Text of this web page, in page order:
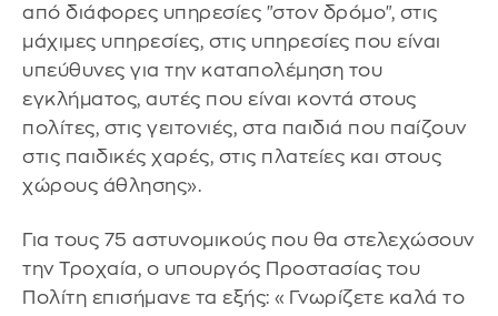
από διάφορες υπηρεσίες "στον δρόμο", στις
μάχιμες υπηρεσίες, στις υπηρεσίες που είναι
υπεύθυνες για την καταπολέμηση του
εγκλήματος, αυτές που είναι κοντά στους
πολίτες, στις γειτονιές, στα παιδιά που παίζουν
στις παιδικές χαρές, στις πλατείες και στους
χώρους άθλησης».
Για τους 75 αστυνομικούς που θα στελεχώσουν
την Τροχαία, ο υπουργός Προστασίας του
Πολίτη επισήμανε τα εξής: «Γνωρίζετε καλά το